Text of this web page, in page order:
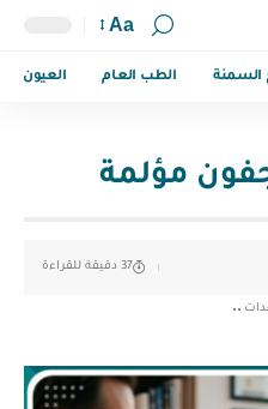
Aa
السمنة الطب العام العيون
مؤلمة
37 دقيقة للقراءة